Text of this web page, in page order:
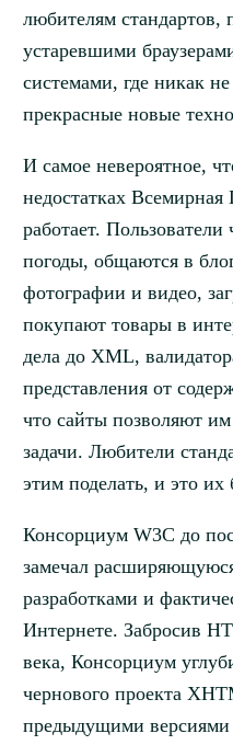
любителям стандартов,
устаревшими
системами, где никак
прекрасные новые
И самое невероятное,
недостатках Всемирная
работает.
погоды, общаются в
фотографии и видео,
покупают товары в
дела до XML,
представления от
что сайты позволяют
задачи. Любители
этим поделать, и это их
Консорциум W3C до
замечал
разработками и
Интернете. Забросив
века, Консорциум
чернового проекта
предыдущими